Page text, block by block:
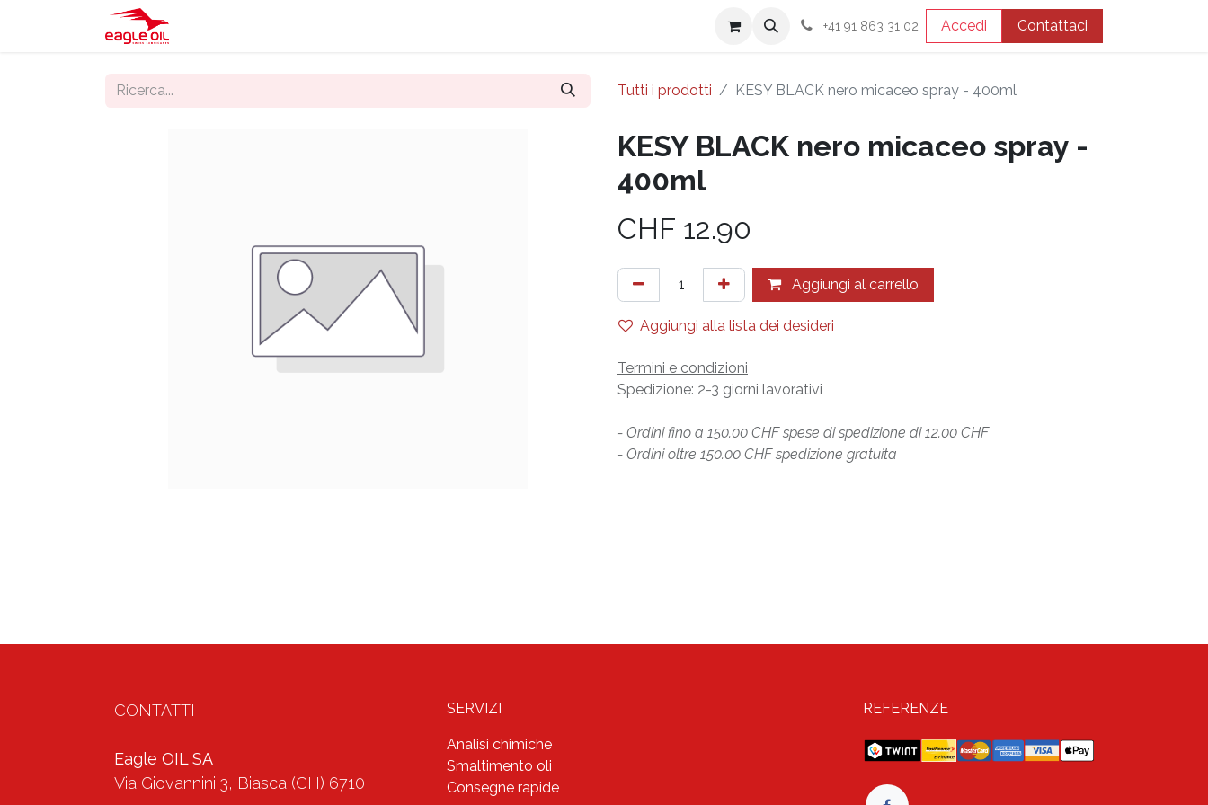
+41 91 863 31 02 Accedi Contattaci
Tutti i prodotti KESY BLACK nero micaceo spray - 400ml
KESY BLACK nero micaceo spray -
400ml
CHF 12.90
Aggiungi al carrello
Aggiungi alla lista dei desideri
Termini e condizioni
Spedizione: 2-3 giorni lavorativi
- Ordini fino a 150.00 CHF spese di spedizione di 12.00 CHF
- Ordini oltre 150.00 CHF spedizione gratuita
CONTATTI
Eagle OIL SA
Via Giovannini 3, Biasca (CH) 6710
SERVIZI
Analisi chimiche
Smaltimento oli
Consegne rapide
REFERENZE